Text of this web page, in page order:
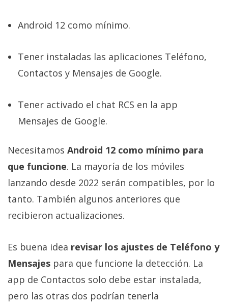
Android 12 como mínimo.
Tener instaladas las aplicaciones Teléfono,
Contactos y Mensajes de Google.
Tener activado el chat RCS en la app
Mensajes de Google.
Necesitamos Android 12 como mínimo para
que funcione. La mayoría de los móviles
lanzando desde 2022 serán compatibles, por lo
tanto. También algunos anteriores que
recibieron actualizaciones.
Es buena idea revisar los ajustes de Teléfono y
Mensajes para que funcione la detección. La
app de Contactos solo debe estar instalada,
pero las otras dos podrían tenerla